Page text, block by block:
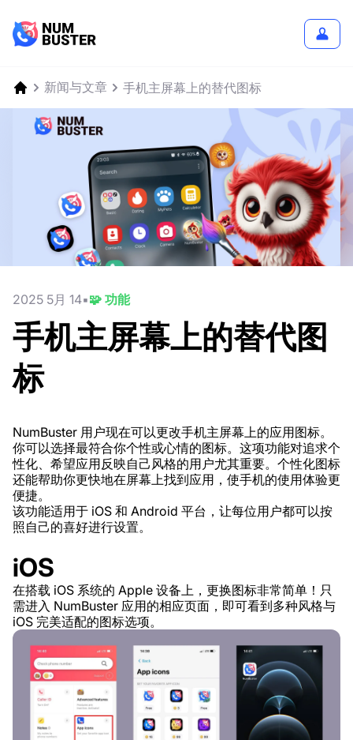
新闻与文章 手机主屏幕上的替代图标
2025 5月 14 🧩 功能
手机主屏幕上的替代图
标
NumBuster 用户现在可以更改手机主屏幕上的应用图标。
你可以选择最符合你个性或心情的图标。这项功能对追求个
性化、希望应用反映自己风格的用户尤其重要。个性化图标
还能帮助你更快地在屏幕上找到应用，使手机的使用体验更
便捷。
该功能适用于 iOS 和 Android 平台，让每位用户都可以按
照自己的喜好进行设置。
iOS
在搭载 iOS 系统的 Apple 设备上，更换图标非常简单！只
需进入 NumBuster 应用的相应页面，即可看到多种风格与
iOS 完美适配的图标选项。